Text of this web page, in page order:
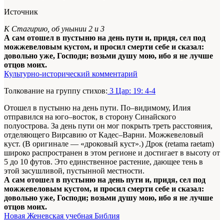
Источник
К Стагирию, об унынии 2 и 3
А сам отошел в пустыню на день пути и, придя, сел под
можжевеловым кустом, и просил смерти себе и сказал:
довольно уже, Господи; возьми душу мою, ибо я не лучше
отцов моих.
Культурно-исторический комментарий
Толкование на группу стихов: 3 Цар: 19: 4-4
Отошел в пустыню на день пути. По–видимому, Илия
отправился на юго–восток, в сторону Синайского
полуострова. За день пути он мог покрыть треть расстояния,
отделяющего Вирсавию от Кадес–Варни. Можжевеловый
куст. (В оригинале — «дроковый куст».) Дрок (retama raetam)
широко распространен в этом регионе и достигает в высоту от
5 до 10 футов. Это единственное растение, дающее тень в
этой засушливой, пустынной местности.
А сам отошел в пустыню на день пути и, придя, сел под
можжевеловым кустом, и просил смерти себе и сказал:
довольно уже, Господи; возьми душу мою, ибо я не лучше
отцов моих.
Новая Женевская учебная Библия